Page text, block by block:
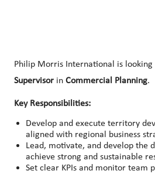
Philip Morris International is
Supervisor in Commercial Planning.
Key Responsibilities:
Develop and execute territory
aligned with regional business
Lead, motivate, and develop the
achieve strong and sustainable
Set clear KPIs and monitor team